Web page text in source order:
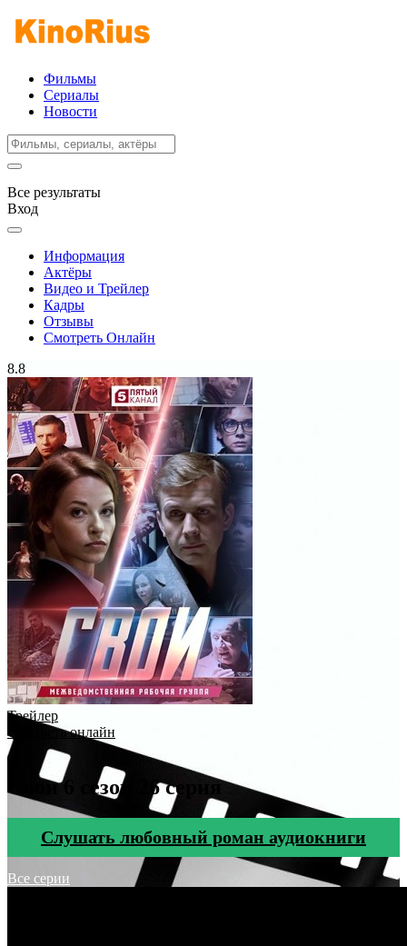
Фильмы
Сериалы
Новости
Все результаты
Вход
Информация
Актёры
Видео и Трейлер
Кадры
Отзывы
Смотреть Онлайн
8.8
Трейлер
Смотреть онлайн
Свои 6 сезон 26 серия
Cлушать любовный роман аудиокниги
Все серии